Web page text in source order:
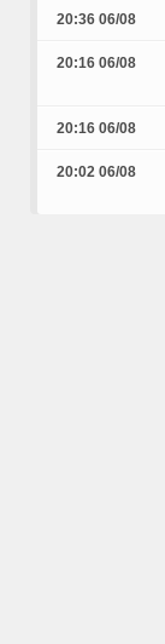
20:36 06/08
20:16 06/08
20:16 06/08
20:02 06/08